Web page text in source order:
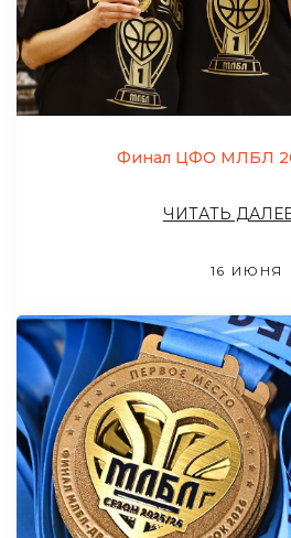
Финал ЦФО МЛБЛ
ЧИТАТЬ
16 ИЮНЯ